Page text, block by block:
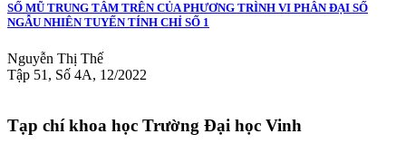
SỐ MŨ TRUNG TÂM TRÊN CỦA PHƯƠNG TRÌNH VI PHÂN ĐẠI SỐ
NGẪU NHIÊN TUYẾN TÍNH CHỈ SỐ 1
Nguyễn Thị Thế
Tập 51, Số 4A, 12/2022
Tạp chí khoa học Trường Đại học Vinh